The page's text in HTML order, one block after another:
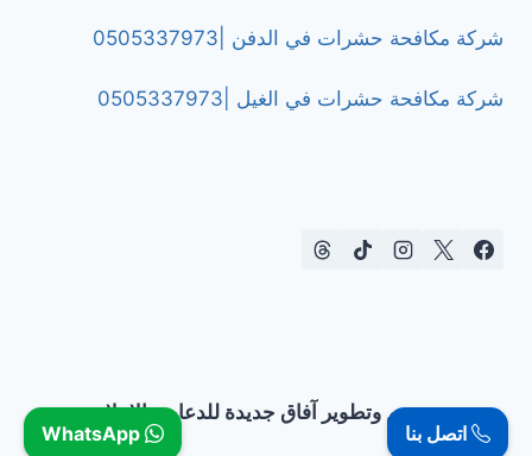
شركة مكافحة حشرات في الدفن |0505337973
شركة مكافحة حشرات في الغيل |0505337973
تصميم وتطوير آفاق جديدة للدعاية والإعلان
اتصل بنا